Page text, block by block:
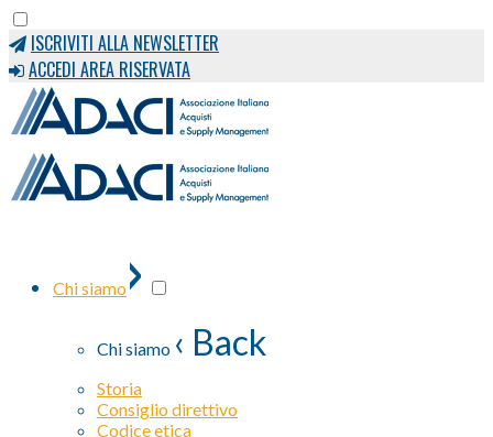
ISCRIVITI ALLA NEWSLETTER
ACCEDI AREA RISERVATA
Chi siamo ›
Chi siamo ‹ Back
Storia
Consiglio direttivo
Codice etica